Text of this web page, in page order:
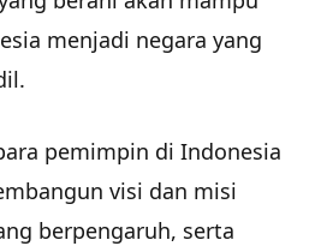
menjadi negara yang
pemimpin di Indonesia
visi dan misi
berpengaruh, serta